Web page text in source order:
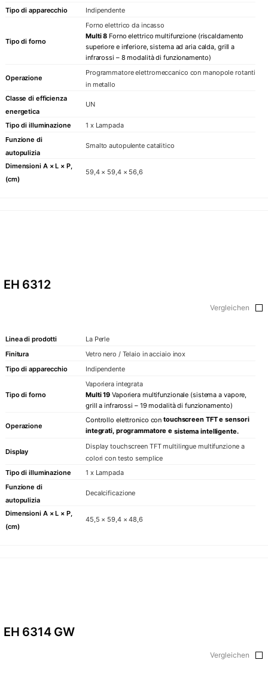
Tipo di apparecchio
Indipendente
Tipo di forno
Forno elettrico da incasso
Multi 8 Forno elettrico multifunzione (riscaldamento
superiore e inferiore, sistema ad aria calda, grill a
infrarossi – 8 modalità di funzionamento)
Operazione
Programmatore elettromeccanico con manopole rotanti
in metallo
Classe di efficienza
energetica
UN
Tipo di illuminazione
1 x Lampada
Funzione di
autopulizia
Smalto autopulente catalitico
Dimensioni A × L × P,
(cm)
59,4 × 59,4 × 56,6
EH 6312
Vergleichen
Linea di prodotti
La Perle
Finitura
Vetro nero / Telaio in acciaio inox
Tipo di apparecchio
Indipendente
Tipo di forno
Vaporiera integrata
Multi 19Vaporiera multifunzionale (sistema a vapore,
grill a infrarossi – 19 modalità di funzionamento)
Operazione
Controllo elettronico contouchscreen TFT e sensori
integrati, programmatore esistema intelligente.
Display
Display touchscreen TFT multilingue multifunzione a
colori con testo semplice
Tipo di illuminazione
1 x Lampada
Funzione di
autopulizia
Decalcificazione
Dimensioni A × L × P,
(cm)
45,5 × 59,4 × 48,6
EH 6314 GW
Vergleichen